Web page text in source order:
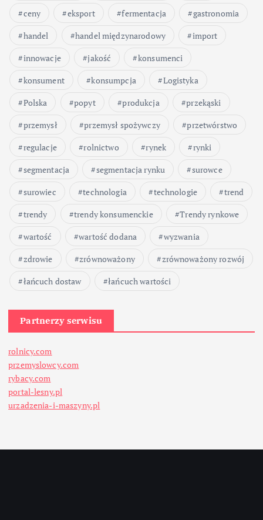
ceny
eksport fermentacja
gastronomia
handel
handel międzynarodowy
import
innowacje
jakość
konsumenci
konsument
konsumpcja
Logistyka
Polska
popyt produkcja
przekąski
przemysł
przemysł spożywczy
przetwórstwo
regulacje
rolnictwo rynek
rynki
segmentacja
segmentacja rynku
surowce
surowiec
technologia technologie
trend
trendy
trendy konsumenckie
Trendy rynkowe
wartość
wartość dodana
wyzwania
zdrowie
zrównoważony
zrównoważony rozwój
łańcuch dostaw
łańcuch wartości
Partnerzy serwisu
rolnicy.com
przemyslowcy.com
rybacy.com
portal-lesny.pl
urzadzenia-i-maszyny.pl